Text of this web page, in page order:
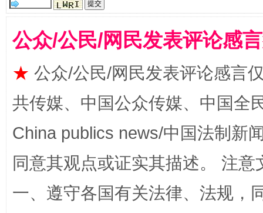
全民健身五年计划来了！等你上场
公众/公民/网民发表评论感
★ 公众/公民/网民发表评论感言
共传媒、中国公众传媒、中国全
China publics news/中国法制新
同意其观点或证实其描述。 注
一、遵守各国有关法律、法规，